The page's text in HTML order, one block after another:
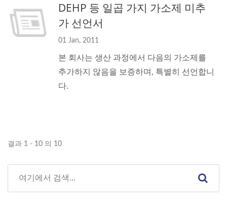
DEHP 등 일곱 가지 가소제 미추
가 선언서
01 Jan, 2011
본 회사는 생산 과정에서 다음의 가소제를
추가하지 않음을 보증하며, 특별히 선언합니
다.
결과 1 - 10 의 10